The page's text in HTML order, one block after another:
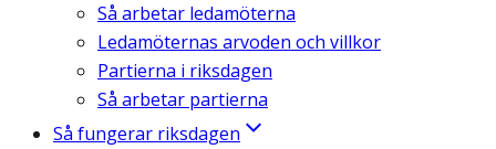
Så arbetar ledamöterna
Ledamöternas arvoden och villkor
Partierna i riksdagen
Så arbetar partierna
Så fungerar riksdagen